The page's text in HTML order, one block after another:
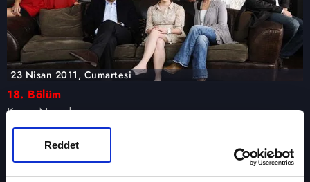
Reddet
23 Nisan 2011, Cumartesi
18. Bölüm
Kızım Nerede